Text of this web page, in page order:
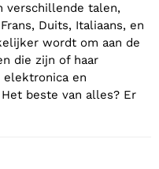
verschillende talen,
Duits, Italiaans, en
wordt om aan de
die zijn of haar
elektronica en
beste van alles? Er